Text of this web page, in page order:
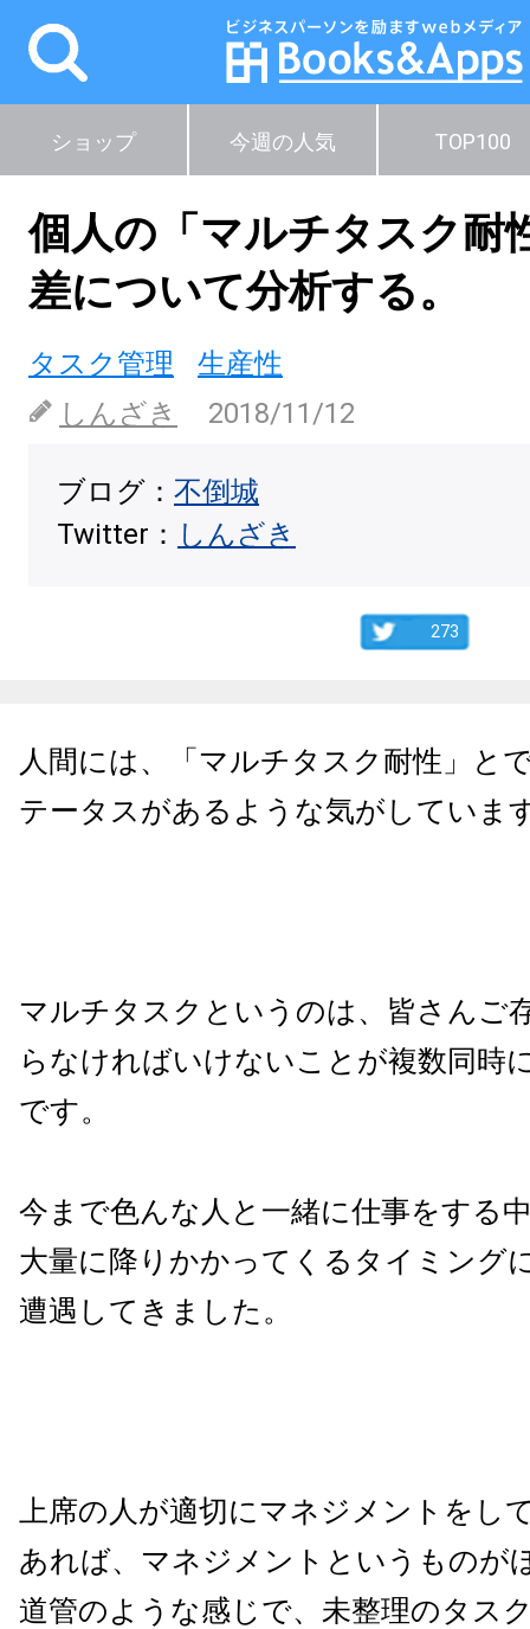
ショップ 今週の人気 TOP100
個人の「マルチタスク耐
差について分析する。
タスク管理
生産性
しんざき
2018/11/12
ブログ： 不倒城
Twitter： しんざき
273
人間には、「マルチタスク耐性」と
テータスがあるような気がしていま
マルチタスクというのは、皆さんご
らなければいけないことが複数同時
です。
今まで色んな人と一緒に仕事をする
大量に降りかかってくるタイミング
遭遇してきました。
上席の人が適切にマネジメントをし
あれば、マネジメントというものが
道管のような感じで、未整理のタス